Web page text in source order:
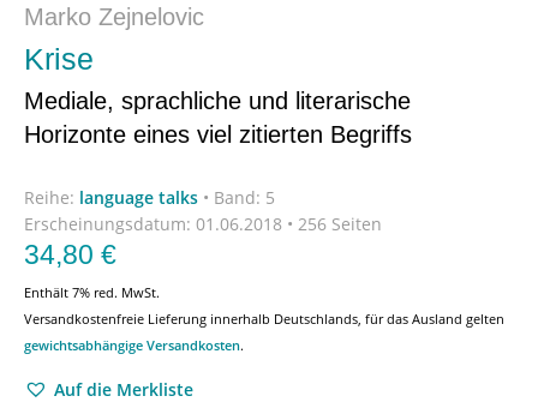
Marko Zejnelovic
Krise
Mediale, sprachliche und literarische
Horizonte eines viel zitierten Begriffs
Reihe: language talks • Band: 5
Erscheinungsdatum: 01.06.2018 • 256 Seiten
34,80 €
Enthält 7% red. MwSt.
Versandkostenfreie Lieferung innerhalb Deutschlands, für das Ausland gelten
gewichtsabhängige Versandkosten.
Auf die Merkliste